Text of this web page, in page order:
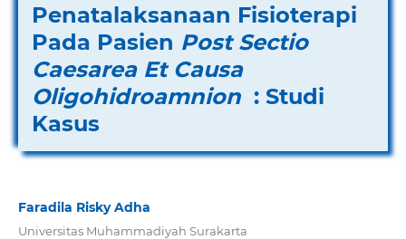
Penatalaksanaan Fisioterapi
Pada Pasien Post Sectio
Caesarea Et Causa
Oligohidroamnion : Studi
Kasus
Faradila Risky Adha
Universitas Muhammadiyah Surakarta